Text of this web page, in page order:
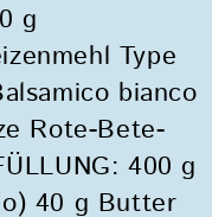
g
Type
bianco
Rote-Bete-
400 g
40 g Butter